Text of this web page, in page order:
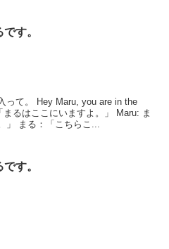
です。
って。 Hey Maru, you are in the
」 まる：「こちらこ...
です。